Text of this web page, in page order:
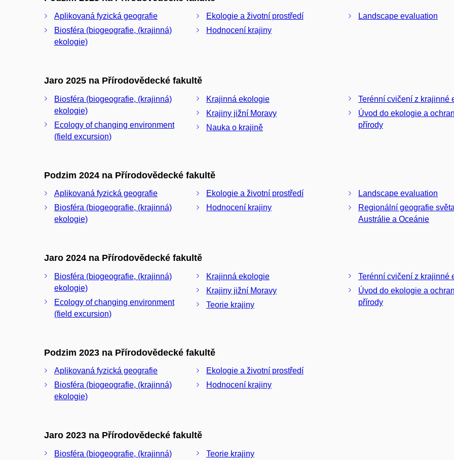
Aplikovaná fyzická geografie
Biosféra (biogeografie, (krajinná)
ekologie)
Ekologie a životní prostředí
Hodnocení krajiny
Landscape evaluation
Jaro 2025 na Přírodovědecké fakultě
Biosféra (biogeografie, (krajinná)
ekologie)
Ecology of changing environment
(field excursion)
Krajinná ekologie
Krajiny jižní Moravy
Nauka o krajině
Terénní cvičení z krajinné
Úvod do ekologie a
přírody
Podzim 2024 na Přírodovědecké fakultě
Aplikovaná fyzická geografie
Biosféra (biogeografie, (krajinná)
ekologie)
Ekologie a životní prostředí
Hodnocení krajiny
Landscape evaluation
Regionální geografie
Austrálie a Oceánie
Jaro 2024 na Přírodovědecké fakultě
Biosféra (biogeografie, (krajinná)
ekologie)
Ecology of changing environment
(field excursion)
Krajinná ekologie
Krajiny jižní Moravy
Teorie krajiny
Terénní cvičení z krajinné
Úvod do ekologie a
přírody
Podzim 2023 na Přírodovědecké fakultě
Aplikovaná fyzická geografie
Biosféra (biogeografie, (krajinná)
ekologie)
Ekologie a životní prostředí
Hodnocení krajiny
Jaro 2023 na Přírodovědecké fakultě
Biosféra (biogeografie, (krajinná)
Teorie krajiny